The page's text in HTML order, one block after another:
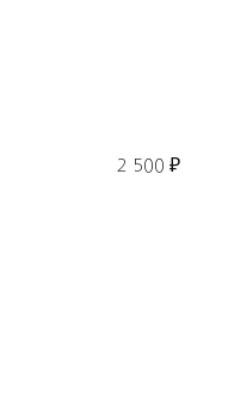
2 500 ₽